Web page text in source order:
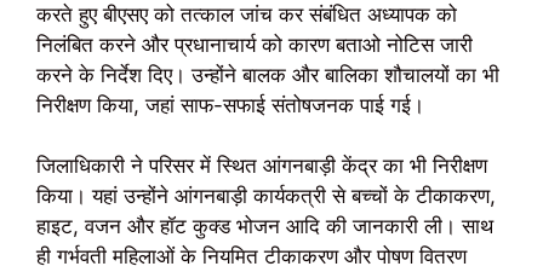
करते हुए बीएसए को तत्काल जांच कर संबंधित अध्यापक को
निलंबित करने और प्रधानाचार्य को कारण बताओ नोटिस जारी
करने के निर्देश दिए। उन्होंने बालक और बालिका शौचालयों का भी
निरीक्षण किया, जहां साफ-सफाई संतोषजनक पाई गई।
जिलाधिकारी ने परिसर में स्थित आंगनबाड़ी केंद्र का भी निरीक्षण
किया। यहां उन्होंने आंगनबाड़ी कार्यकत्री से बच्चों के टीकाकरण,
हाइट, वजन और हॉट कुक्ड भोजन आदि की जानकारी ली। साथ
ही गर्भवती महिलाओं के नियमित टीकाकरण और पोषण वितरण